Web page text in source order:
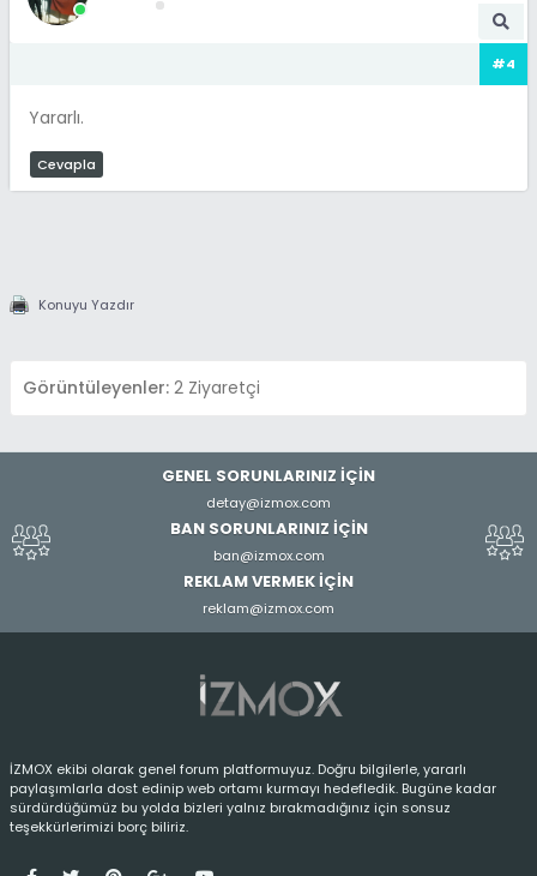
{$_POST["telefon"]}[/color]
{$_POST["urun"]}[/color]
[b]Ek Açıklama:[/b] [color=#6B8E23]
{$_POST["adres"]}[/color]
username(s)
$pmhandler = new PMDataHandler();
$pm = array(
"subject" => $subject,
"message" => $message,
"signature" => $mybb-
>input['pm_options']['signature'],
"disablesmilies" => $mybb-
#4
Yararlı.
Cevapla
Konuyu Yazdır
Görüntüleyenler: 2 Ziyaretçi
GENEL SORUNLARINIZ İÇİN
detay@izmox.com
BAN SORUNLARINIZ İÇİN
ban@izmox.com
REKLAM VERMEK İÇİN
reklam@izmox.com
İZMOX ekibi olarak genel forum platformuyuz. Doğru bilgilerle, yararlı
paylaşımlarla dost edinip web ortamı kurmayı hedefledik. Bugüne kadar
sürdürdüğümüz bu yolda bizleri yalnız bırakmadığınız için sonsuz
teşekkürlerimizi borç biliriz.